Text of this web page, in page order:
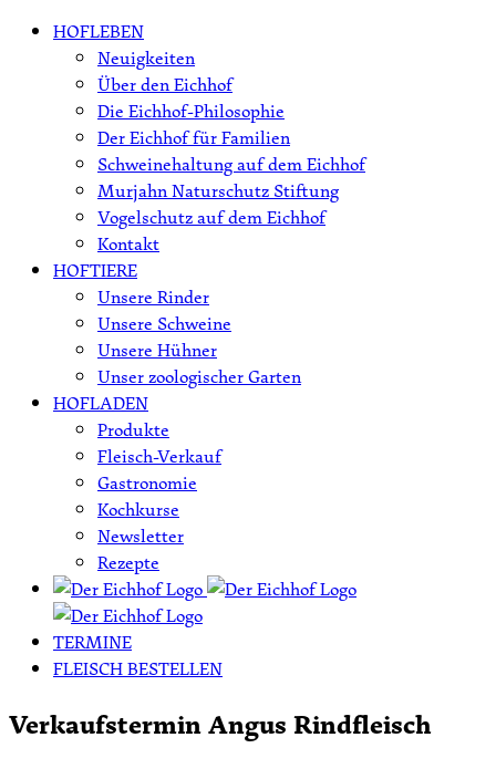
Skip HOFLEBEN
Neuigkeiten
Über den Eichhof
Die Eichhof-Philosophie
Der Eichhof für Familien
Schweinehaltung auf dem Eichhof
Murjahn Naturschutz Stiftung
Vogelschutz auf dem Eichhof
Kontakt
HOFTIERE
Unsere Rinder
Unsere Schweine
Unsere Hühner
Unser zoologischer Garten
HOFLADEN
Produkte
Fleisch-Verkauf
Gastronomie
Kochkurse
Newsletter
Rezepte
TERMINE
FLEISCH BESTELLEN
Verkaufstermin Angus Rindfleisch